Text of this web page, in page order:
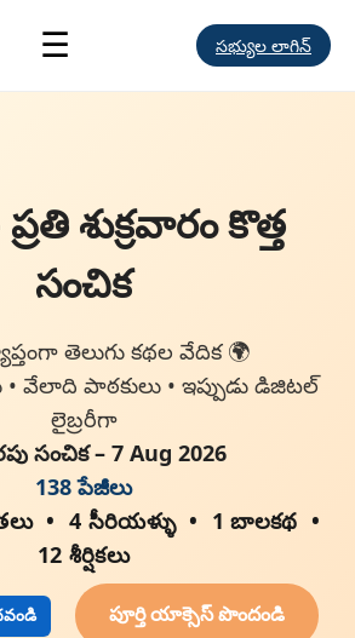
☰ సభ్యుల లాగిన్
శుక్రవారం కొత్త
సంచిక
తెలుగు కథల వేదిక 🌍
వేలాది పాఠకులు • ఇప్పుడు డిజిటల్
లైబ్రరీగా
సంచిక – 7 Aug 2026
138 పేజీలు
4 సీరియళ్ళు
1 బాలకథ
12 శీర్షికలు
పూర్తి యాక్సెస్ పొందండి